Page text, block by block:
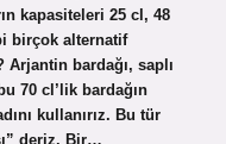
kapasiteleri 25 cl, 48
birçok alternatif
bardağı, saplı
70 cl’lik bardağın
kullanırız. Bu tür
deriz. Bir…